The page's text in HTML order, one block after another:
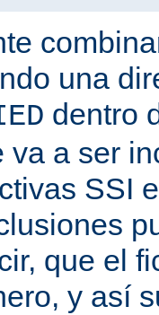
una
dentro
va a ser
SSI
que el
y así